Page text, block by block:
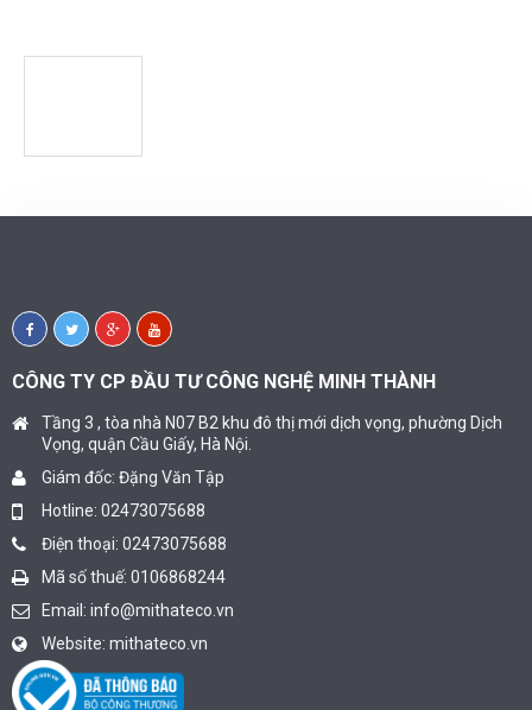
CÔNG TY CP ĐẦU TƯ CÔNG NGHỆ MINH THÀNH
Tầng 3 , tòa nhà N07 B2 khu đô thị mới dịch vọng, phường Dịch
Vọng, quận Cầu Giấy, Hà Nội.
Giám đốc: Đặng Văn Tập
Hotline: 02473075688
Điện thoại: 02473075688
Mã số thuế: 0106868244
Email: info@mithateco.vn
Website: mithateco.vn